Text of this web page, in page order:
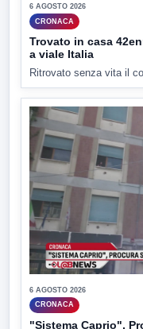
6 AGOSTO 2026
CRONACA
Trovato in casa
a viale Italia
Ritrovato senza vita il
6 AGOSTO 2026
CRONACA
"Sistema Caprio",